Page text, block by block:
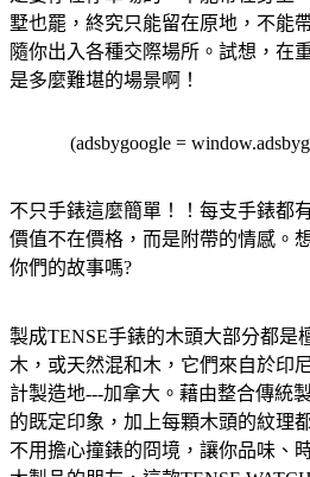
墅也罷，終究只能留在原地，不能
隨你出入各種交際場所。試想，在
是多麼難堪的場景啊！
(adsbygoogle =
不只手錶這麼簡單！！每支手錶都
價值不在價格，而是附帶的情感。
你們的故事嗎?
製成TENSE手錶的木頭大部分都是
木，或天然混和木，它們來自於印
計製造地---加拿大。藉由整合傳統
的既定印象，加上每顆木頭的紋理
不用擔心撞錶的冏境，讓你品味、